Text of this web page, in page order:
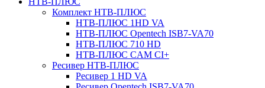
Комплект НТВ-ПЛЮС
НТВ-ПЛЮС 1HD VA
НТВ-ПЛЮС Opentech ISB7-VA70
НТВ-ПЛЮС 710 HD
НТВ-ПЛЮС CAM CI+
Ресивер НТВ-ПЛЮС
Ресивер 1 HD VA